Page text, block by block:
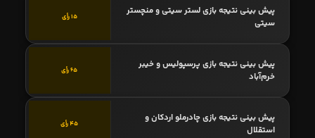
پیش بینی نتیجه بازی لستر سیتی و منچستر
سیتی
15 رأی
پیش بینی نتیجه بازی پرسپولیس و خیبر
خرم‌آباد
65 رأی
پیش بینی نتیجه بازی چادرملو اردکان و
استقلال
45 رأی